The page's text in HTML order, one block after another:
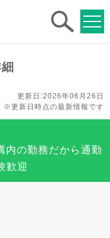
更新日:2026年06月26日
※更新日時点の最新情報です
内の勤務だから通勤
歓迎